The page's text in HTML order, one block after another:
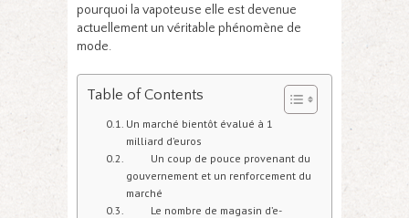
pourquoi la vapoteuse elle est devenue
actuellement un véritable phénomène de
mode.
Table of Contents
Un marché bientôt évalué à 1
milliard d’euros
Un coup de pouce provenant du
gouvernement et un renforcement du
marché
Le nombre de magasin d’e-